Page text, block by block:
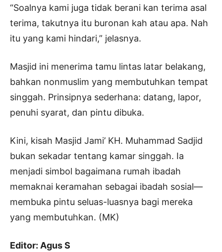
“Soalnya kami juga tidak berani kan terima asal
terima, takutnya itu buronan kah atau apa. Nah
itu yang kami hindari,” jelasnya.
Masjid ini menerima tamu lintas latar belakang,
bahkan nonmuslim yang membutuhkan tempat
singgah. Prinsipnya sederhana: datang, lapor,
penuhi syarat, dan pintu dibuka.
Kini, kisah Masjid Jami’ KH. Muhammad Sadjid
bukan sekadar tentang kamar singgah. Ia
menjadi simbol bagaimana rumah ibadah
memaknai keramahan sebagai ibadah sosial—
membuka pintu seluas-luasnya bagi mereka
yang membutuhkan. (MK)
Editor: Agus S